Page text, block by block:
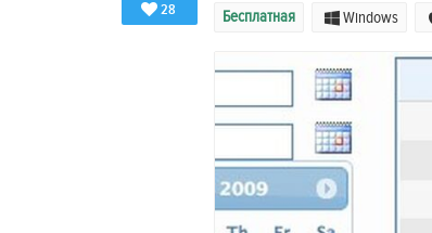
28 Бесплатная Windows